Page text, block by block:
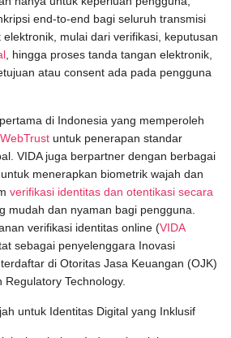
end-to-end bagi seluruh transmisi
mulai dari verifikasi, keputusan
, hingga proses tanda tangan elektronik,
atau consent ada pada pengguna
di Indonesia yang memperoleh
untuk penerapan standar
VIDA juga berpartner dengan berbagai
untuk menerapkan biometrik wajah dan
verifikasi identitas dan otentikasi secara
mudah dan nyaman bagi pengguna.
verifikasi identitas online (VIDA
sebagai penyelenggara Inovasi
di Otoritas Jasa Keuangan (OJK)
Technology.
untuk Identitas Digital yang Inklusif